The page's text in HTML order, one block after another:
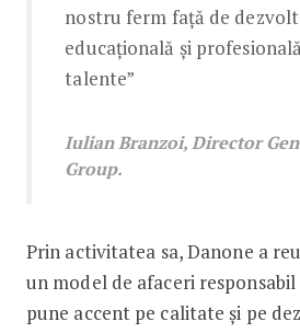
nostru ferm față de
educațională și
talente”
Iulian Branzoi, Director
Group.
Prin activitatea sa, Danone a
un model de afaceri responsabil
pune accent pe calitate și pe